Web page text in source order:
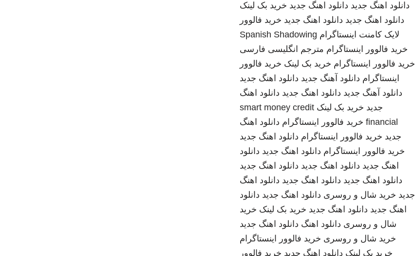
دانلود اهنگ جدید دانلود اهنگ جدید خرید بک لینک
دانلود اهنگ جدید دانلود اهنگ جدید خرید فالوور
لایک کامنت اینستاگرام Spanish Shadowing
خرید فالوور اینستاگرام مترجم انگلیسی فارسی
خرید فالوور اینستاگرام خرید بک لینک خرید فالوور
اینستاگرام دانلود آهنگ جدید دانلود اهنگ جدید
دانلود آهنگ جدید دانلود اهنگ جدید دانلود اهنگ
جدید خرید بک لینک smart money credit
financial خرید فالوور اینستاگرام دانلود اهنگ
جدید خرید فالوور اینستاگرام دانلود اهنگ جدید
خرید فالوور اینستاگرام دانلود اهنگ جدید دانلود
اهنگ جدید دانلود اهنگ جدید دانلود اهنگ جدید
دانلود اهنگ جدید دانلود اهنگ جدید دانلود اهنگ
جدید خرید شال و روسری دانلود اهنگ جدید دانلود
اهنگ جدید دانلود اهنگ جدید خرید بک لینک خرید
شال و روسری دانلود اهنگ دانلود اهنگ جدید
خرید شال و روسری خرید فالوور اینستاگرام
خرید بک لینک دانلود اهنگ جدید خرید فالوور